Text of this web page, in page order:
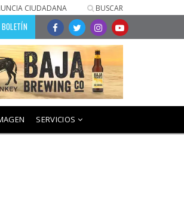
CIUDADANA BUSCAR
BOLETÍN
SERVICIOS